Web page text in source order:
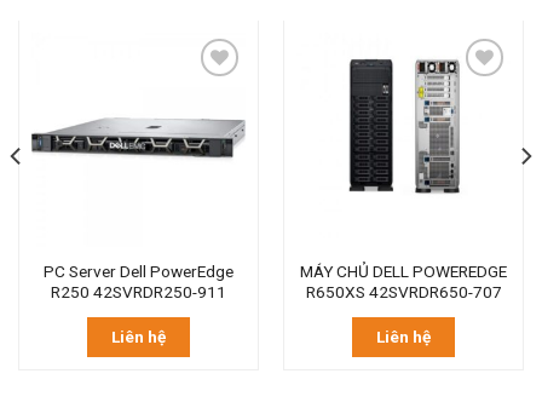
PC Server Dell PowerEdge
R250 42SVRDR250-911
Liên hệ
MÁY CHỦ DELL POWEREDGE
R650XS 42SVRDR650-707
Liên hệ